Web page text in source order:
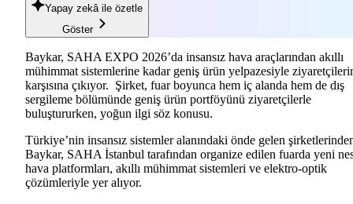
Yapay zekâ ile özetle
Göster
Baykar, SAHA EXPO 2026’da insansız hava araçlarından akıllı
mühimmat sistemlerine kadar geniş ürün yelpazesiyle
karşısına çıkıyor. Şirket, fuar boyunca hem iç alanda hem de dış
sergileme bölümünde geniş ürün portföyünü ziyaretçilerle
buluştururken, yoğun ilgi söz konusu.
Türkiye’nin insansız sistemler alanındaki önde gelen
Baykar, SAHA İstanbul tarafından organize edilen fuarda yeni
hava platformları, akıllı mühimmat sistemleri ve elektro-optik
çözümleriyle yer alıyor.